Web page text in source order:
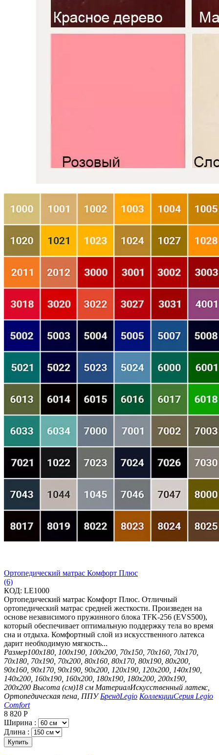
Ортопедический матрас Комфорт Плюс
(6)
КОД: LE1000
Ортопедический матрас Комфорт Плюс. Отличный
ортопедический матрас средней жесткости. Произведен на
основе независимого пружинного блока TFK-256 (EVS500),
который обеспечивает оптимальную поддержку тела во время
сна и отдыха. Комфортный слой из искусственного латекса
дарит необходимую мягкость...
Размер100х180, 100х190, 100х200, 70х150, 70х160, 70х170,
70х180, 70х190, 70х200, 80х160, 80х170, 80х190, 80х200,
90х160, 90х170, 90х190, 90х200, 120х190, 120х200, 140х190,
140х200, 160х190, 160х200, 180х190, 180х200, 200х190,
200х200 Высота (см)18 см МатериалИскусственный латекс,
Ортопедическая пена, ППУ БрендLegio КоллекцииСерия Legio
Comfort
8 820 Р
Ширина :
Длина :
Купить